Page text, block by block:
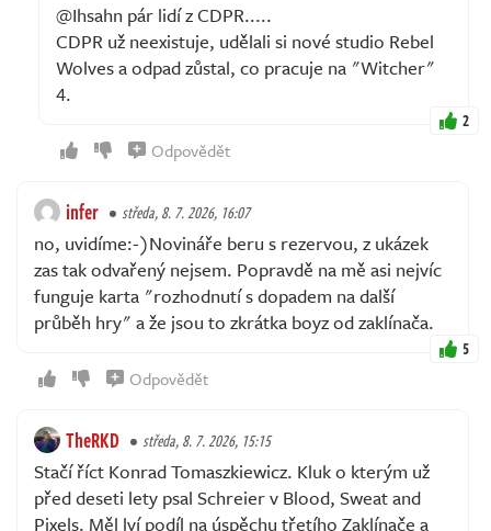
@Ihsahn pár lidí z CDPR.....
CDPR už neexistuje, udělali si nové studio Rebel
Wolves a odpad zůstal, co pracuje na "Witcher"
4.
2
Odpovědět
infer středa, 8. 7. 2026, 16:07
no, uvidíme:-)Novináře beru s rezervou, z ukázek
zas tak odvařený nejsem. Popravdě na mě asi nejvíc
funguje karta "rozhodnutí s dopadem na další
průběh hry" a že jsou to zkrátka boyz od zaklínača.
5
Odpovědět
TheRKD středa, 8. 7. 2026, 15:15
Stačí říct Konrad Tomaszkiewicz. Kluk o kterým už
před deseti lety psal Schreier v Blood, Sweat and
Pixels. Měl lví podíl na úspěchu třetího Zaklínače a